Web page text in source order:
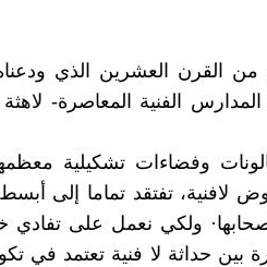
من القرن العشرين الذي
الفنية المعاصرة-
وفضاءات تشكيلية
لافنية، تفتقد تماما إلى
ولكي نعمل على تفادي
بين حداثة لا فنية تعتمد في